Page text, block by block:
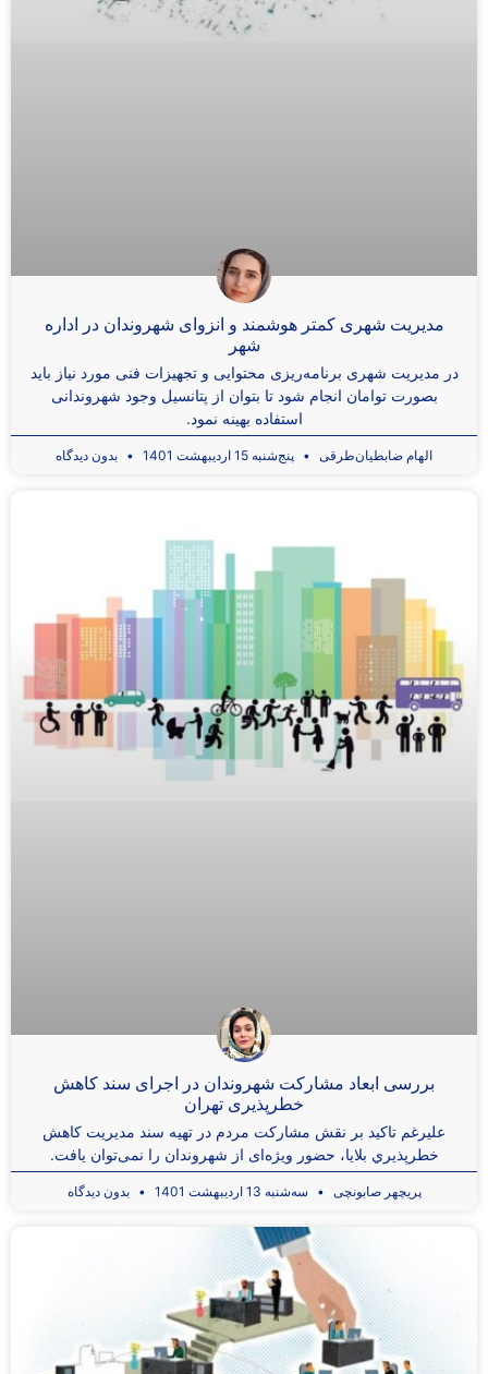
مدیریت شهری کمتر هوشمند و انزوای شهروندان در اداره
شهر
در مدیریت شهری برنامه‌ریزی محتوایی و تجهیزات فنی مورد نیاز باید
بصورت توامان انجام شود تا بتوان از پتانسیل وجود شهروندانی
استفاده بهینه نمود.
الهام ضابطیان‌طرقی پنج‌شنبه 15 اردیبهشت 1401 بدون دیدگاه
بررسی ابعاد مشارکت شهروندان در اجرای سند کاهش
خطرپذیری تهران
عليرغم تاکيد بر نقش مشارکت مردم در تهيه سند مدیریت کاهش
خطرپذیري بلایا، حضور ويژه‌ای از شهروندان را نمی‌توان يافت.
پریچهر صابونچی سه‌شنبه 13 اردیبهشت 1401 بدون دیدگاه